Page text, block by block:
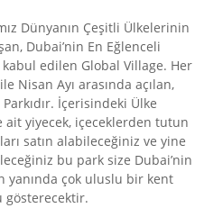
Dünyanın Çeşitli Ülkelerinin
Dubai’nin En Eğlenceli
edilen Global Village. Her
Nisan Ayı arasında açılan,
İçerisindeki Ülke
ait yiyecek, içeceklerden tutun
satın alabileceğiniz ve yine
bu park size Dubai’nin
yanında çok uluslu bir kent
gösterecektir.